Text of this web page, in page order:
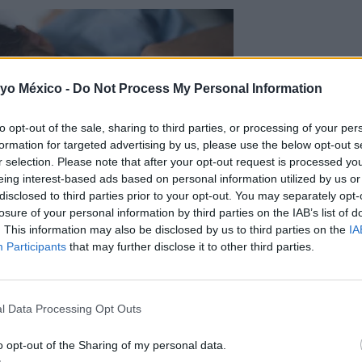
México - Do Not Process My Personal Information
opt-out of the sale, sharing to third parties, or processing of your
for targeted advertising by us, please use the below opt-out
selection. Please note that after your opt-out request is processed
interest-based ads based on personal information utilized by us
to third parties prior to your opt-out. You may separately
of your personal information by third parties on the IAB’s list of
This information may also be disclosed by us to third parties on the
Participants that may further disclose it to other third parties.
Data Processing Opt Outs
opt-out of the Sharing of my personal data.
el embarazo.En una mujer no lactante, pueden
más visibles. Más adelante, cuando los niveles
durante el embarazo y la lactancia, tienen un aspecto
para hacerlo, puesto que podría eliminar los aceites que